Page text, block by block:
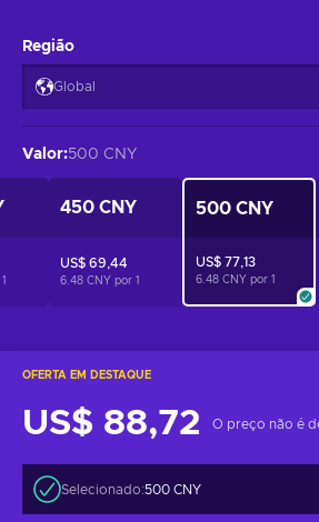
OFERTA EM DESTAQUE
US$ 88,72 O preço não é
Selecionado:500 CNY
Região
Global
Valor:500 CNY
1
450 CNY
US$ 69,44
6.48 CNY por 1
500 CNY
US$ 77,13
6.48 CNY por 1